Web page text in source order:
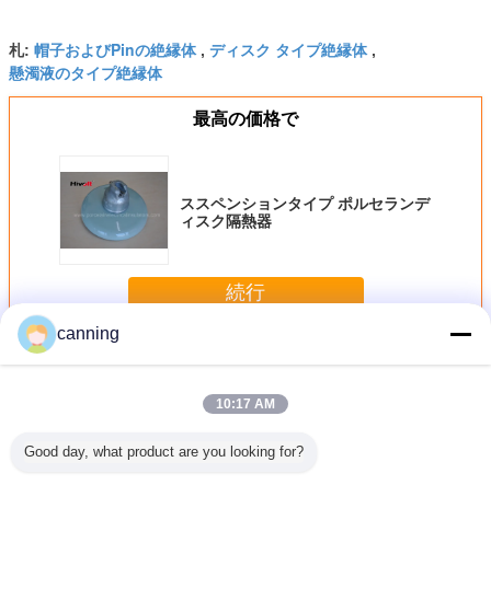
札: 帽子およびPinの絶縁体, ディスク タイプ絶縁体,
懸濁液のタイプ絶縁体
最高の価格で
ススペンションタイプ ポルセランデ
ィスク隔熱器
続行
多く磁器の懸垂用がいし
canning
10:17 AM
Good day, what product are you looking for?